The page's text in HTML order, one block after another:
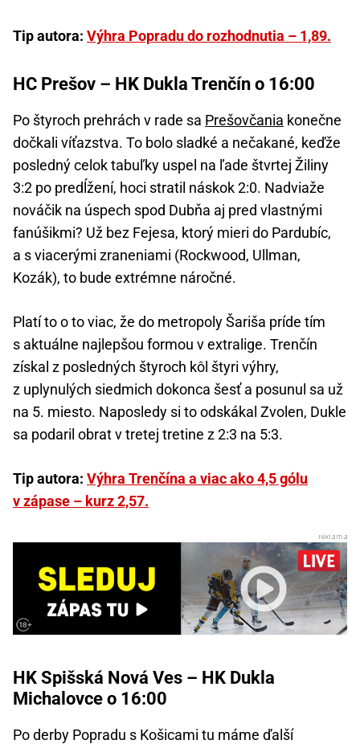
Tip autora: Výhra Popradu do rozhodnutia – 1,89.
HC Prešov – HK Dukla Trenčín o 16:00
Po štyroch prehrách v rade sa Prešovčania konečne
dočkali víťazstva. To bolo sladké a nečakané, keďže
posledný celok tabuľky uspel na ľade štvrtej Žiliny
3:2 po predĺžení, hoci stratil náskok 2:0. Nadviaže
nováčik na úspech spod Dubňa aj pred vlastnými
fanúšikmi? Už bez Fejesa, ktorý mieri do Pardubíc,
a s viacerými zraneniami (Rockwood, Ullman,
Kozák), to bude extrémne náročné.
Platí to o to viac, že do metropoly Šariša príde tím
s aktuálne najlepšou formou v extralige. Trenčín
získal z posledných štyroch kôl štyri výhry,
z uplynulých siedmich dokonca šesť a posunul sa už
na 5. miesto. Naposledy si to odskákal Zvolen, Dukle
sa podaril obrat v tretej tretine z 2:3 na 5:3.
Tip autora: Výhra Trenčína a viac ako 4,5 gólu
v zápase – kurz 2,57.
HK Spišská Nová Ves – HK Dukla
Michalovce o 16:00
Po derby Popradu s Košicami tu máme ďalší